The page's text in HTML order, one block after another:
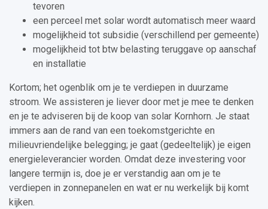
tevoren
een perceel met solar wordt automatisch meer waard
mogelijkheid tot subsidie (verschillend per gemeente)
mogelijkheid tot btw belasting teruggave op aanschaf
en installatie
Kortom; het ogenblik om je te verdiepen in duurzame
stroom. We assisteren je liever door met je mee te denken
en je te adviseren bij de koop van solar Kornhorn. Je staat
immers aan de rand van een toekomstgerichte en
milieuvriendelijke belegging; je gaat (gedeeltelijk) je eigen
energieleverancier worden. Omdat deze investering voor
langere termijn is, doe je er verstandig aan om je te
verdiepen in zonnepanelen en wat er nu werkelijk bij komt
kijken.